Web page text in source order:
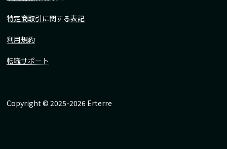
特定商取引に関する表記
利用規約
転職サポート
Copyright © 2025-2026 Erterre